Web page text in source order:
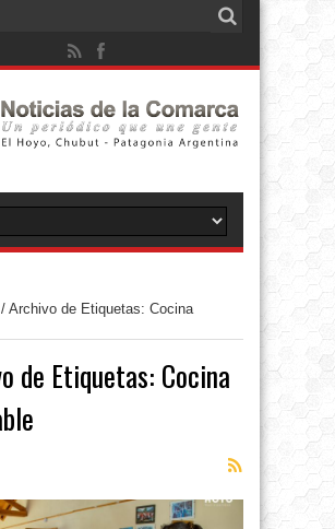
/ Archivo de Etiquetas: Cocina
de Etiquetas: Cocina